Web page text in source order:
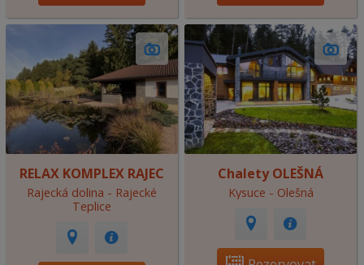
RELAX KOMPLEX RAJEC
Rajecká dolina - Rajecké
Teplice
Chalety OLEŠNÁ
Kysuce - Olešná